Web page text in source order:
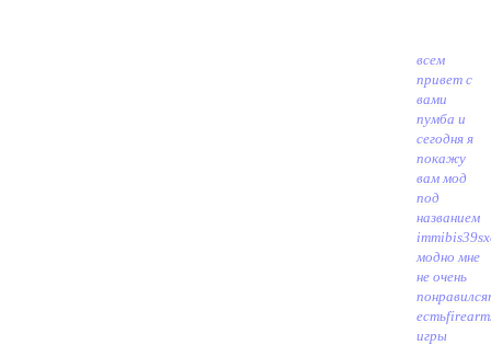
всем
привет с
вами
пумба и
сегодня я
покажу
вам мод
под
названием
immibis39s
модно мне
не очень
есть
игры